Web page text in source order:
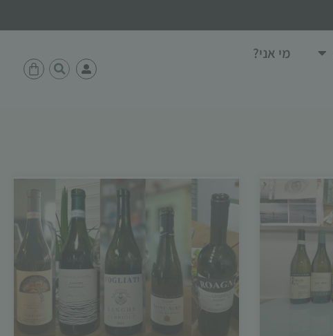
מי אני?